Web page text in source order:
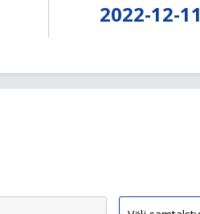
2022-12-11